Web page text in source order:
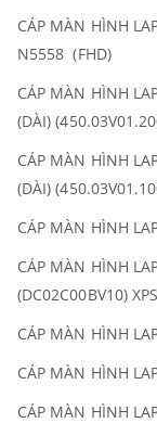
CÁP MÀN HÌNH
N5558 (FHD)
CÁP MÀN HÌNH
(DÀI)
CÁP MÀN HÌNH
(DÀI)
CÁP MÀN HÌNH
CÁP MÀN HÌNH
(DC02C00BV10)
CÁP MÀN HÌNH
CÁP MÀN HÌNH
CÁP MÀN HÌNH